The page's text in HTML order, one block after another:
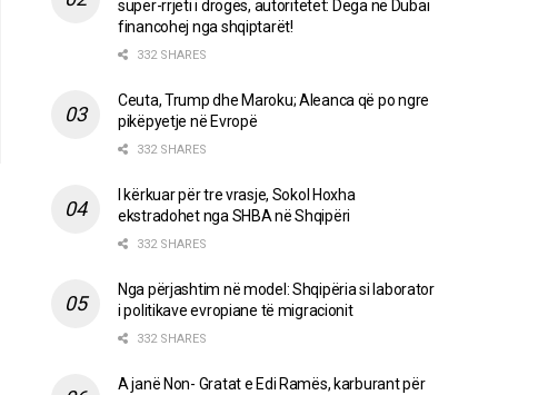
super-rrjeti i drogës, autoritetet: Dega në Dubai
financohej nga shqiptarët!
332 SHARES
Ceuta, Trump dhe Maroku; Aleanca që po ngre
pikëpyetje në Evropë
332 SHARES
I kërkuar për tre vrasje, Sokol Hoxha
ekstradohet nga SHBA në Shqipëri
332 SHARES
Nga përjashtim në model: Shqipëria si laborator
i politikave evropiane të migracionit
332 SHARES
A janë Non- Gratat e Edi Ramës, karburant për